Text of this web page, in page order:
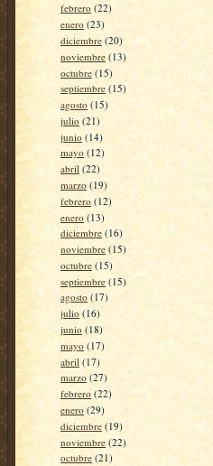
febrero (22)
enero (23)
diciembre (20)
noviembre (13)
octubre (15)
septiembre (15)
agosto (15)
julio (21)
junio (14)
mayo (12)
abril (22)
marzo (19)
febrero (12)
enero (13)
diciembre (16)
noviembre (15)
octubre (15)
septiembre (15)
agosto (17)
julio (16)
junio (18)
mayo (17)
abril (17)
marzo (27)
febrero (22)
enero (29)
diciembre (19)
noviembre (22)
octubre (21)